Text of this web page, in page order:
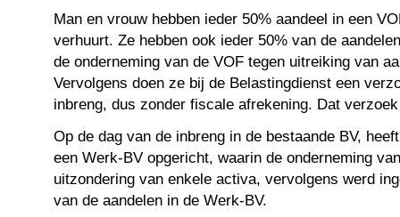
Man en vrouw hebben ieder 50% aandeel in een
verhuurt. Ze hebben ook ieder 50% van de
de onderneming van de VOF tegen uitreiking van
Vervolgens doen ze bij de Belastingdienst een
inbreng, dus zonder fiscale afrekening. Dat
Op de dag van de inbreng in de bestaande BV,
een Werk-BV opgericht, waarin de onderneming
uitzondering van enkele activa, vervolgens werd
van de aandelen in de Werk-BV.